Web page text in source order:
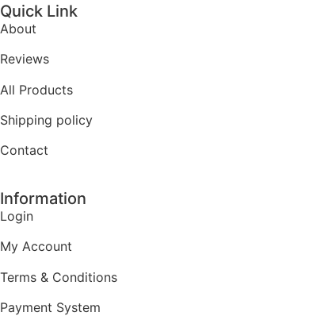
Quick Link
About
Reviews
All Products
Shipping policy
Contact
Information
Login
My Account
Terms & Conditions
Payment System